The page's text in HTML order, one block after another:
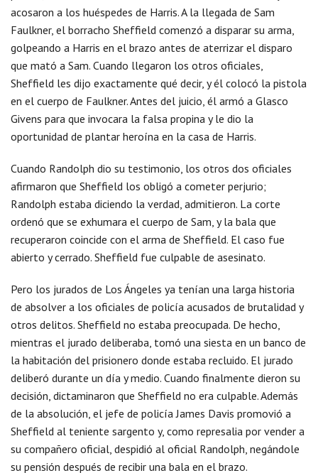
acosaron a los huéspedes de Harris. A la llegada de Sam
Faulkner, el borracho Sheffield comenzó a disparar su arma,
golpeando a Harris en el brazo antes de aterrizar el disparo
que mató a Sam. Cuando llegaron los otros oficiales,
Sheffield les dijo exactamente qué decir, y él colocó la pistola
en el cuerpo de Faulkner. Antes del juicio, él armó a Glasco
Givens para que invocara la falsa propina y le dio la
oportunidad de plantar heroína en la casa de Harris.
Cuando Randolph dio su testimonio, los otros dos oficiales
afirmaron que Sheffield los obligó a cometer perjurio;
Randolph estaba diciendo la verdad, admitieron. La corte
ordenó que se exhumara el cuerpo de Sam, y la bala que
recuperaron coincide con el arma de Sheffield. El caso fue
abierto y cerrado. Sheffield fue culpable de asesinato.
Pero los jurados de Los Ángeles ya tenían una larga historia
de absolver a los oficiales de policía acusados ​​de brutalidad y
otros delitos. Sheffield no estaba preocupada. De hecho,
mientras el jurado deliberaba, tomó una siesta en un banco de
la habitación del prisionero donde estaba recluido. El jurado
deliberó durante un día y medio. Cuando finalmente dieron su
decisión, dictaminaron que Sheffield no era culpable. Además
de la absolución, el jefe de policía James Davis promovió a
Sheffield al teniente sargento y, como represalia por vender a
su compañero oficial, despidió al oficial Randolph, negándole
su pensión después de recibir una bala en el brazo.